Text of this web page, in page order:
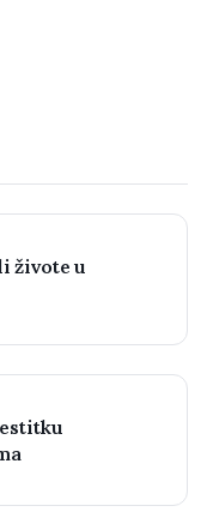
živote u